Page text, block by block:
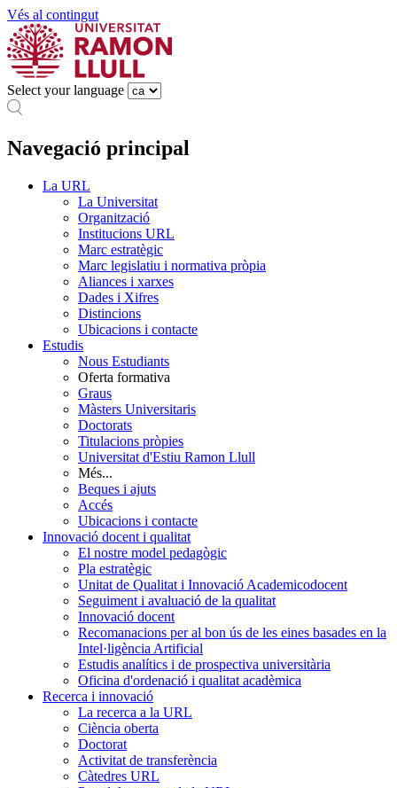
Vés al contingut
Select your language
Navegació principal
La URL
La Universitat
Organització
Institucions URL
Marc estratègic
Marc legislatiu i normativa pròpia
Aliances i xarxes
Dades i Xifres
Distincions
Ubicacions i contacte
Estudis
Nous Estudiants
Oferta formativa
Graus
Màsters Universitaris
Doctorats
Titulacions pròpies
Universitat d'Estiu Ramon Llull
Més...
Beques i ajuts
Accés
Ubicacions i contacte
Innovació docent i qualitat
El nostre model pedagògic
Pla estratègic
Unitat de Qualitat i Innovació Academicodocent
Seguiment i avaluació de la qualitat
Innovació docent
Recomanacions per al bon ús de les eines basades en la
Intel·ligència Artificial
Estudis analítics i de prospectiva universitària
Oficina d'ordenació i qualitat acadèmica
Recerca i innovació
La recerca a la URL
Ciència oberta
Doctorat
Activitat de transferència
Càtedres URL